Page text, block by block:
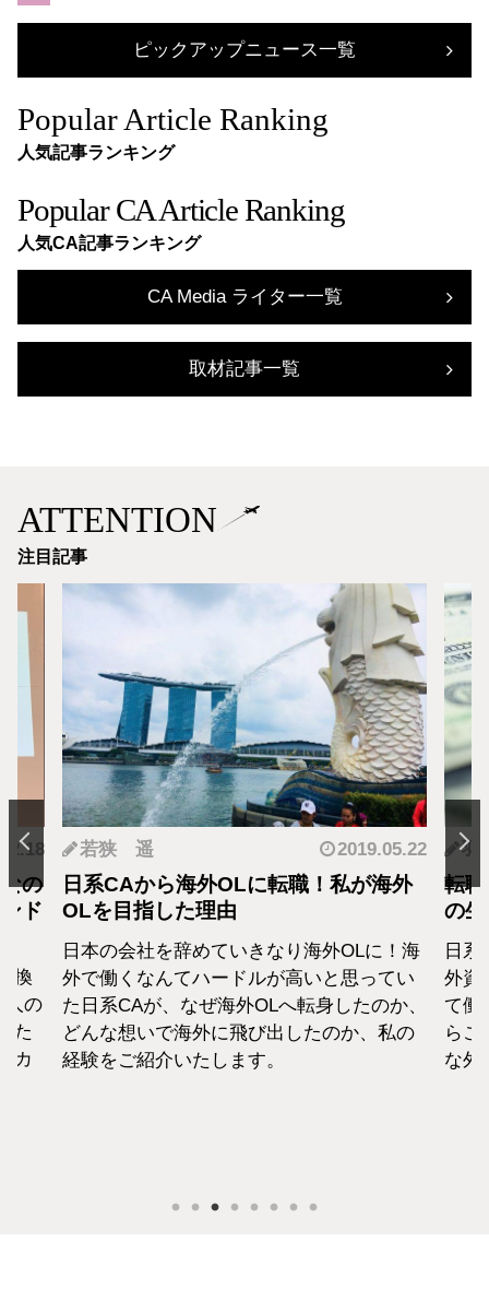
ピックアップニュース一覧
Popular Article Ranking
人気記事ランキング
Popular CA Article Ranking
人気CA記事ランキング
CA Media ライター一覧
取材記事一覧
ATTENTION
注目記事
の
ド
換
人の
た
カ
若狭 遥 2019.05.22
日系CAから海外OLに転職！私が海外
OLを目指した理由
日本の会社を辞めていきなり海外OLに！海
外で働くなんてハードルが高いと思ってい
た日系CAが、なぜ海外OLへ転身したのか、
どんな想いで海外に飛び出したのか、私の
経験をご紹介いたします。
羽
転
の
日
外資
て働
らこ
な外